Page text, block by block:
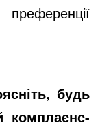
будь
комплаєнс-